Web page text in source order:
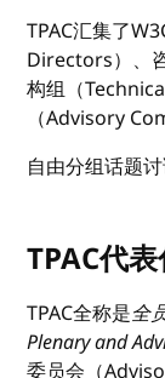
TPAC汇集了
Directors）、
构组（
（Advisory
自由分组话题
TPAC代
TPAC全称是全
Plenary and